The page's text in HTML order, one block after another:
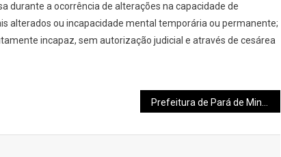
durante a ocorrência de alterações na capacidade de
alterados ou incapacidade mental temporária ou permanente;
incapaz, sem autorização judicial e através de cesárea
Prefeitura de Pará de Minas inicia asfaltamento do estacionamento do Parque de Exposições